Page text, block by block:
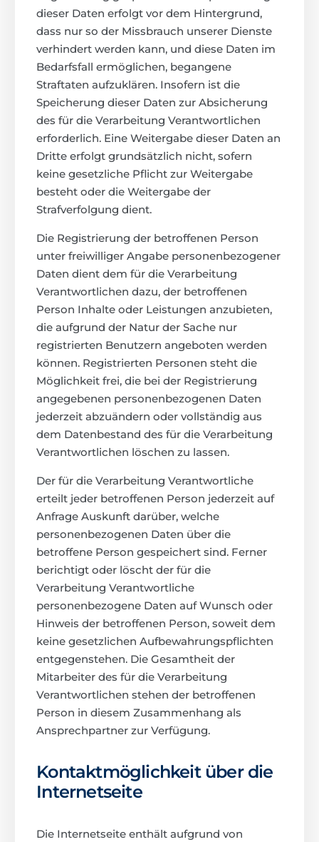
dieser Daten erfolgt vor dem Hintergrund,
dass nur so der Missbrauch unserer Dienste
verhindert werden kann, und diese Daten im
Bedarfsfall ermöglichen, begangene
Straftaten aufzuklären. Insofern ist die
Speicherung dieser Daten zur Absicherung
des für die Verarbeitung Verantwortlichen
erforderlich. Eine Weitergabe dieser Daten an
Dritte erfolgt grundsätzlich nicht, sofern
keine gesetzliche Pflicht zur Weitergabe
besteht oder die Weitergabe der
Strafverfolgung dient.
Die Registrierung der betroffenen Person
unter freiwilliger Angabe personenbezogener
Daten dient dem für die Verarbeitung
Verantwortlichen dazu, der betroffenen
Person Inhalte oder Leistungen anzubieten,
die aufgrund der Natur der Sache nur
registrierten Benutzern angeboten werden
können. Registrierten Personen steht die
Möglichkeit frei, die bei der Registrierung
angegebenen personenbezogenen Daten
jederzeit abzuändern oder vollständig aus
dem Datenbestand des für die Verarbeitung
Verantwortlichen löschen zu lassen.
Der für die Verarbeitung Verantwortliche
erteilt jeder betroffenen Person jederzeit auf
Anfrage Auskunft darüber, welche
personenbezogenen Daten über die
betroffene Person gespeichert sind. Ferner
berichtigt oder löscht der für die
Verarbeitung Verantwortliche
personenbezogene Daten auf Wunsch oder
Hinweis der betroffenen Person, soweit dem
keine gesetzlichen Aufbewahrungspflichten
entgegenstehen. Die Gesamtheit der
Mitarbeiter des für die Verarbeitung
Verantwortlichen stehen der betroffenen
Person in diesem Zusammenhang als
Ansprechpartner zur Verfügung.
Kontaktmöglichkeit über die
Internetseite
Die Internetseite enthält aufgrund von